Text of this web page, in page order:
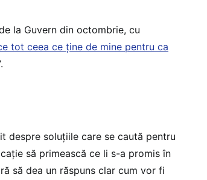
la Guvern din octombrie, cu
tot ceea ce ține de mine pentru ca
despre soluțiile care se caută pentru
să primească ce li s-a promis în
să dea un răspuns clar cum vor fi